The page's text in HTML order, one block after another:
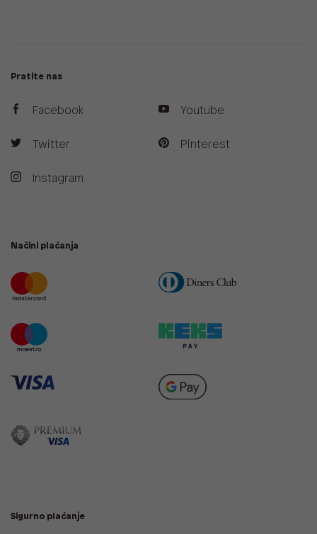
Pratite nas
Facebook
Twitter
Instagram
Youtube
Pinterest
Načini plaćanja
Sigurno plaćanje